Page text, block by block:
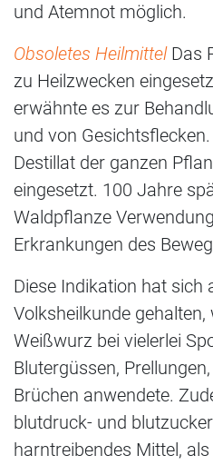
und Atemnot möglich.
Obsoletes Heilmittel Das
zu Heilzwecken
erwähnte es zur
und von
Destillat der ganzen
eingesetzt. 100 Jahre
Waldpflanze
Erkrankungen des
Diese Indikation hat sich
Volksheilkunde gehalten,
Weißwurz bei vielerlei
Blutergüssen,
Brüchen anwendete.
blutdruck- und
harntreibendes Mittel,